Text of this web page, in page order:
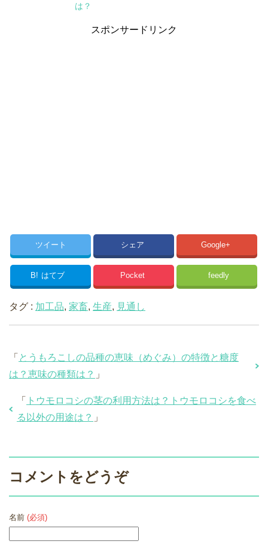
は？
スポンサードリンク
ツイート シェア Google+
B! はてブ Pocket feedly
タグ : 加工品, 家畜, 生産, 見通し
「 とうもろこしの品種の恵味（めぐみ）の特徴と糖度
は？恵味の種類は？ 」
「
トウモロコシの茎の利用方法は？トウモロコシを食べ
る以外の用途は？ 」
コメントをどうぞ
名前 (必須)